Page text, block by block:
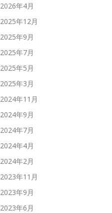
2026年4月
2025年12月
2025年9月
2025年7月
2025年5月
2025年3月
2024年11月
2024年9月
2024年7月
2024年4月
2024年2月
2023年11月
2023年9月
2023年6月